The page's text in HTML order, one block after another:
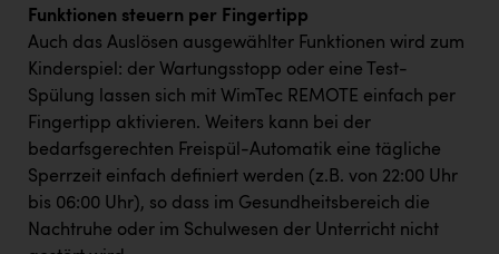
Funktionen steuern per Fingertipp
Auch das Auslösen ausgewählter Funktionen wird zum
Kinderspiel: der Wartungsstopp oder eine Test-
Spülung lassen sich mit WimTec REMOTE einfach per
Fingertipp aktivieren. Weiters kann bei der
bedarfsgerechten Freispül-Automatik eine tägliche
Sperrzeit einfach definiert werden (z.B. von 22:00 Uhr
bis 06:00 Uhr), so dass im Gesundheitsbereich die
Nachtruhe oder im Schulwesen der Unterricht nicht